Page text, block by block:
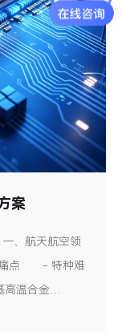
案
、航天航空领
痛点 - 特种难
高温合金